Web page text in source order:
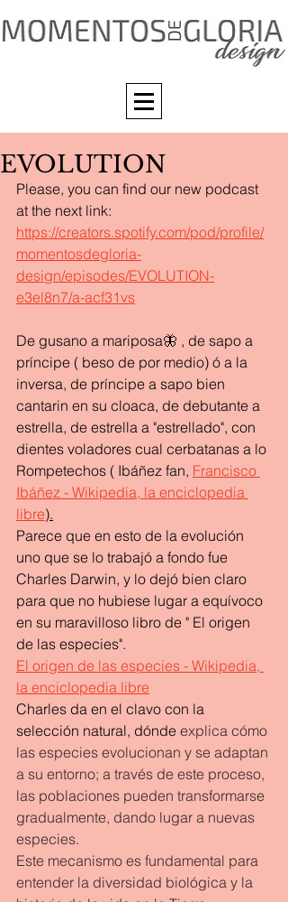
EVOLUTION
Please, you can find our new podcast
at the next link:
https://creators.spotify.com/pod/profile/
momentosdegloria-
design/episodes/EVOLUTION-
e3el8n7/a-acf31vs
De gusano a mariposa🦋 , de sapo a
príncipe ( beso de por medio) ó a la
inversa, de príncipe a sapo bien
cantarin en su cloaca, de debutante a
estrella, de estrella a "estrellado", con
dientes voladores cual cerbatanas a lo
Rompetechos ( Ibáñez fan, Francisco
Ibáñez - Wikipedia, la enciclopedia
libre).
Parece que en esto de la evolución
uno que se lo trabajó a fondo fue
Charles Darwin, y lo dejó bien claro
para que no hubiese lugar a equívoco
en su maravilloso libro de " El origen
de las especies".
El origen de las especies - Wikipedia,
la enciclopedia libre
Charles da en el clavo con la
selección natural, dónde explica cómo
las especies evolucionan y se adaptan
a su entorno; a través de este proceso,
las poblaciones pueden transformarse
gradualmente, dando lugar a nuevas
especies.
Este mecanismo es fundamental para
entender la diversidad biológica y la